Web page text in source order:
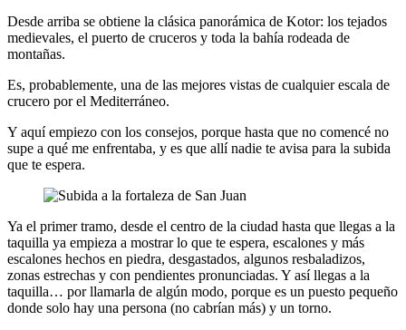
Desde arriba se obtiene la clásica panorámica de Kotor: los tejados
medievales, el puerto de cruceros y toda la bahía rodeada de
montañas.
Es, probablemente, una de las mejores vistas de cualquier escala de
crucero por el Mediterráneo.
Y aquí empiezo con los consejos, porque hasta que no comencé no
supe a qué me enfrentaba, y es que allí nadie te avisa para la subida
que te espera.
Ya el primer tramo, desde el centro de la ciudad hasta que llegas a la
taquilla ya empieza a mostrar lo que te espera, escalones y más
escalones hechos en piedra, desgastados, algunos resbaladizos,
zonas estrechas y con pendientes pronunciadas. Y así llegas a la
taquilla… por llamarla de algún modo, porque es un puesto pequeño
donde solo hay una persona (no cabrían más) y un torno.